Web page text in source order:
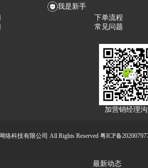
我是新手
下单流程
常见问题
加营销经理
络科技有限公司 All Rights Reserved 粤ICP备
最新动态